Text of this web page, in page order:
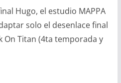
Hugo, el estudio MAPPA
solo el desenlace final
On Titan (4ta temporada y